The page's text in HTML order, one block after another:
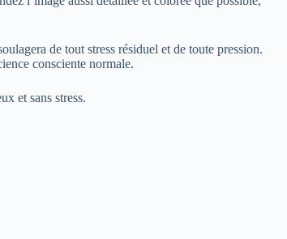
de tout stress résiduel et de toute pression.
consciente normale.
et sans stress.